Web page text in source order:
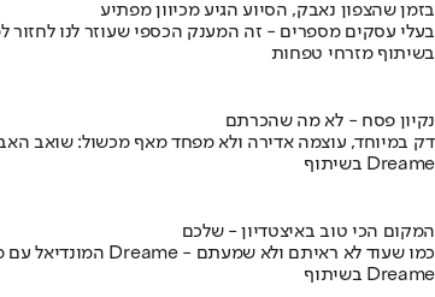
בזמן שהצפון נאבק, הסיוע הגיע מכיוון מפתיע
בעלי עסקים מספרים - זה המענק הכספי שעוזר לנו לחזור
בשיתוף מזרחי טפחות
נקיון פסח - לא מה שהכרתם
דק במיוחד, עוצמה אדירה ולא מפחד מאף מכשול: שואב
בשיתוף Dreame
המקום הכי טוב באיצטדיון - שלכם
המונדיאל עם מסכי Dreame - כמו שעוד לא ראיתם ולא שמעתם
בשיתוף Dreame